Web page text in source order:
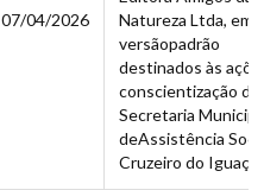
07/04/2026
Natureza Ltda, em
versãopadrão
destinados às
conscientização da
Secretaria
deAssistência
Cruzeiro do Iguaçu.